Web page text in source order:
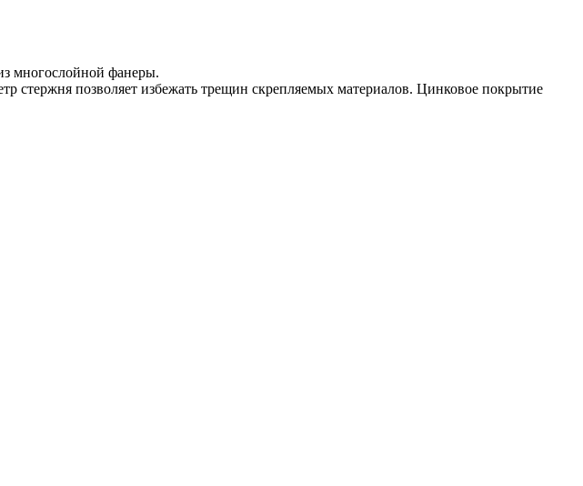
многослойной фанеры.
стержня позволяет избежать трещин скрепляемых материалов. Цинковое покрытие